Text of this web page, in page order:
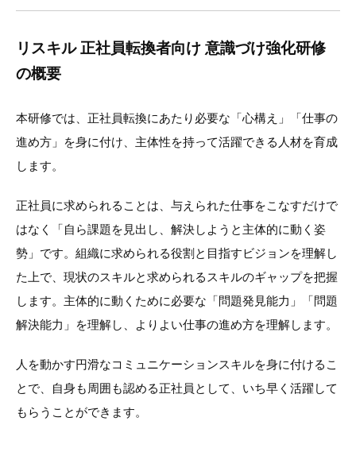
リスキル 正社員転換者向け 意識づけ強化研修
の概要
本研修では、正社員転換にあたり必要な「心構え」「仕事の
進め方」を身に付け、主体性を持って活躍できる人材を育成
します。
正社員に求められることは、与えられた仕事をこなすだけで
はなく「自ら課題を見出し、解決しようと主体的に動く姿
勢」です。組織に求められる役割と目指すビジョンを理解し
た上で、現状のスキルと求められるスキルのギャップを把握
します。主体的に動くために必要な「問題発見能力」「問題
解決能力」を理解し、よりよい仕事の進め方を理解します。
人を動かす円滑なコミュニケーションスキルを身に付けるこ
とで、自身も周囲も認める正社員として、いち早く活躍して
もらうことができます。